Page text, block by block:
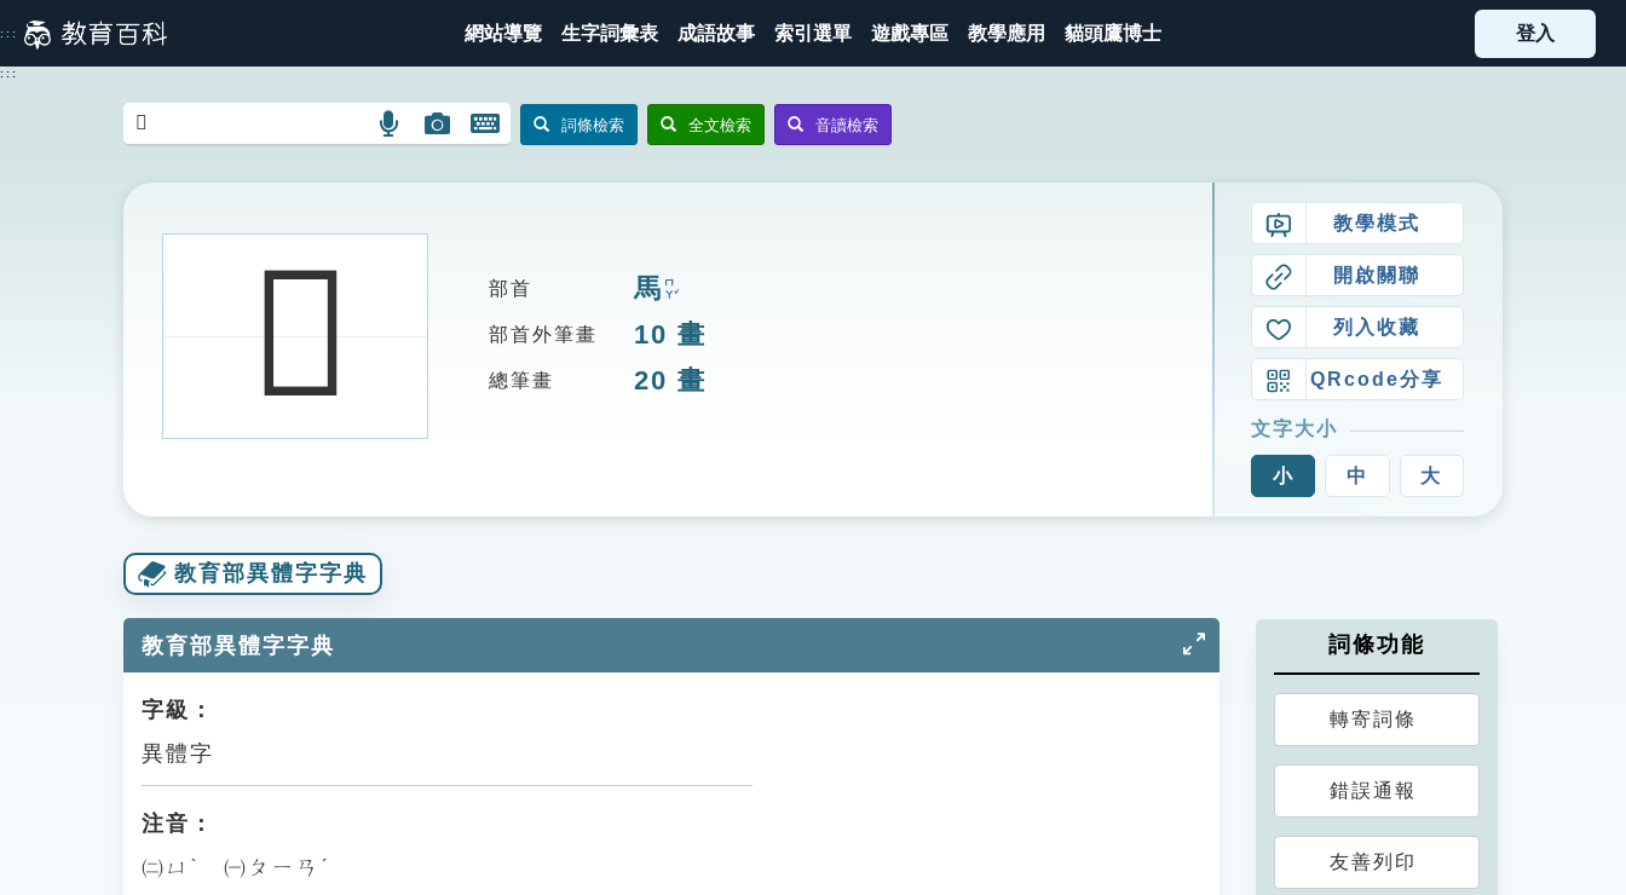
到
主
::: 網站導覽 生字詞彙表 成語故事 索引選單 遊戲專區 教學應用 貓頭鷹博士 登入
:::
語
搜
圖
圖
搜
開
鍵
詞條檢索 全文檢索 音讀檢索
𩤾 部首 馬ㄇㄚˇ
部首外筆畫 10 畫
總筆畫 20 畫
教學模式
開啟關聯
列入收藏
QRcode分享
文字大小
小 中 大
教育部異體字字典
教育部異體字字典
字級：
異體字
注音：
㈡ㄩˋ ㈠ㄆㄧㄢˊ
詞條功能
轉寄詞條
錯誤通報
友善列印